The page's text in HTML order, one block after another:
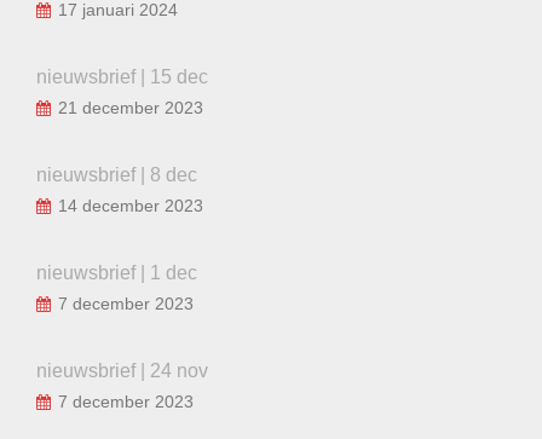
17 januari 2024
nieuwsbrief | 15 dec
21 december 2023
nieuwsbrief | 8 dec
14 december 2023
nieuwsbrief | 1 dec
7 december 2023
nieuwsbrief | 24 nov
7 december 2023